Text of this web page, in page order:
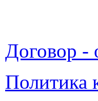
Договор -
Политика